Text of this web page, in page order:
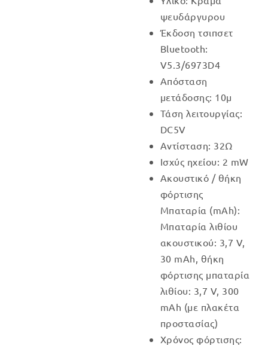
ψευδάργυρου
Έκδοση τσιπσετ
Bluetooth:
V5.3/6973D4
Απόσταση
μετάδοσης: 10μ
Τάση λειτουργίας:
DC5V
Αντίσταση: 32Ω
Ισχύς ηχείου: 2 mW
Ακουστικό / θήκη
φόρτισης
Μπαταρία (mAh):
Μπαταρία λιθίου
ακουστικού: 3,7 V,
30 mAh, θήκη
φόρτισης μπαταρία
λιθίου: 3,7 V, 300
mAh (με πλακέτα
προστασίας)
Χρόνος φόρτισης: